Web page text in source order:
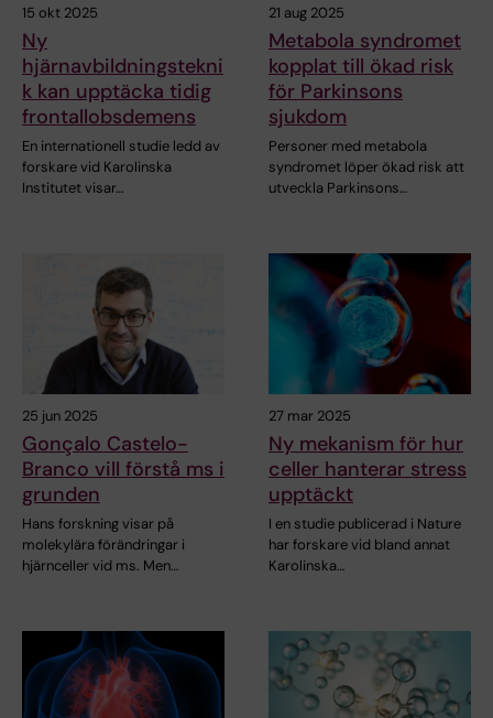
15 okt 2025
Ny
hjärnavbildningstekni
k kan upptäcka tidig
frontallobsdemens
En internationell studie ledd av
forskare vid Karolinska
Institutet visar…
21 aug 2025
Metabola syndromet
kopplat till ökad risk
för Parkinsons
sjukdom
Personer med metabola
syndromet löper ökad risk att
utveckla Parkinsons…
25 jun 2025
Gonçalo Castelo-
Branco vill förstå ms i
grunden
Hans forskning visar på
molekylära förändringar i
hjärnceller vid ms. Men…
27 mar 2025
Ny mekanism för hur
celler hanterar stress
upptäckt
I en studie publicerad i Nature
har forskare vid bland annat
Karolinska…